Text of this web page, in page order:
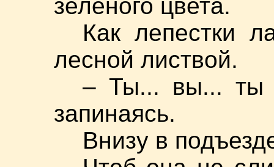
зеленого цвета.
Как лепестки
лесной листвой.
– Ты... вы... ты
запинаясь.
Внизу в